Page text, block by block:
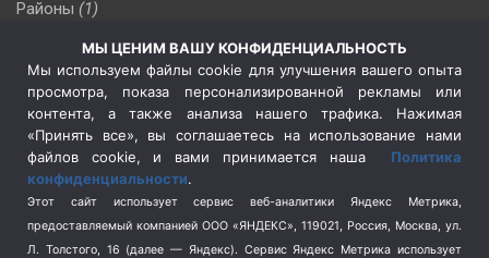
Районы (1)
Сельское хозяйство (3)
Социальная политика
(3)
Спецоперация в Украине
Спецоперация на Украине
(404)
Спорт (740)
Терроризм (1)
МЫ ЦЕНИМ ВАШУ КОНФИДЕНЦИАЛЬНОСТЬ
Мы используем файлы cookie для улучшения вашего опыта
просмотра, показа персонализированной рекламы или
контента, а также анализа нашего трафика. Нажимая
«Принять все», вы соглашаетесь на использование нами
файлов cookie, и вами принимается наша Политика
конфиденциальности.
Этот сайт использует сервис веб-аналитики Яндекс Метрика,
предоставляемый компанией ООО «ЯНДЕКС», 119021, Россия, Москва, ул.
Л. Толстого, 16 (далее — Яндекс). Сервис Яндекс Метрика использует